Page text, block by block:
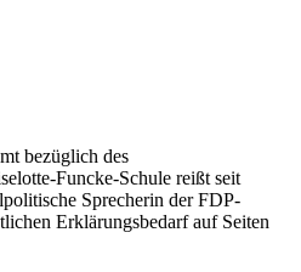
bezüglich des
Funcke-Schule reißt seit
Sprecherin der FDP-
Erklärungsbedarf auf Seiten